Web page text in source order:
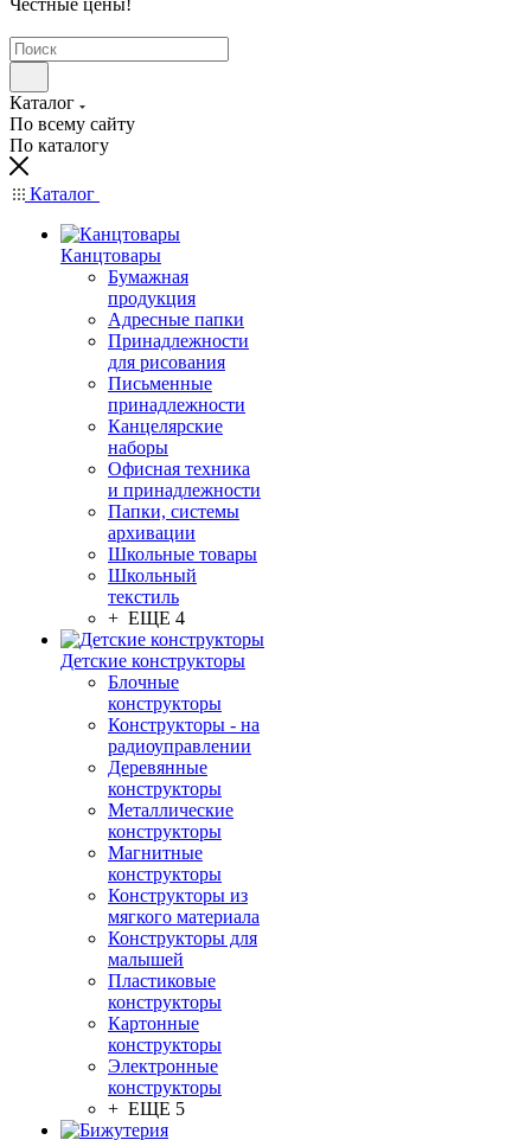
Честные цены!
Каталог
По всему сайту
По каталогу
Каталог
Канцтовары
Бумажная
продукция
Адресные папки
Принадлежности
для рисования
Письменные
принадлежности
Канцелярские
наборы
Офисная техника
и принадлежности
Папки, системы
архивации
Школьные товары
Школьный
текстиль
+ ЕЩЕ 4
Детские конструкторы
Блочные
конструкторы
Конструкторы - на
радиоуправлении
Деревянные
конструкторы
Металлические
конструкторы
Магнитные
конструкторы
Конструкторы из
мягкого материала
Конструкторы для
малышей
Пластиковые
конструкторы
Картонные
конструкторы
Электронные
конструкторы
+ ЕЩЕ 5